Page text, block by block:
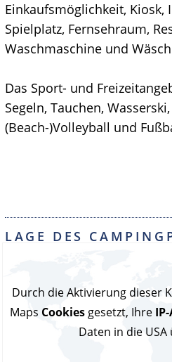
Einkaufsmöglichkeit, Kiosk,
Spielplatz, Fernsehraum,
Waschmaschine und
Das Sport- und
Segeln, Tauchen,
(Beach-)Volleyball und
LAGE DES
Durch die Aktivierung dieser
Maps Cookies gesetzt, Ihre
Daten in die